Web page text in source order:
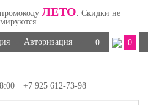
ЛЕТО. Скидки не
Авторизация 0 0
+7 925 612-73-98